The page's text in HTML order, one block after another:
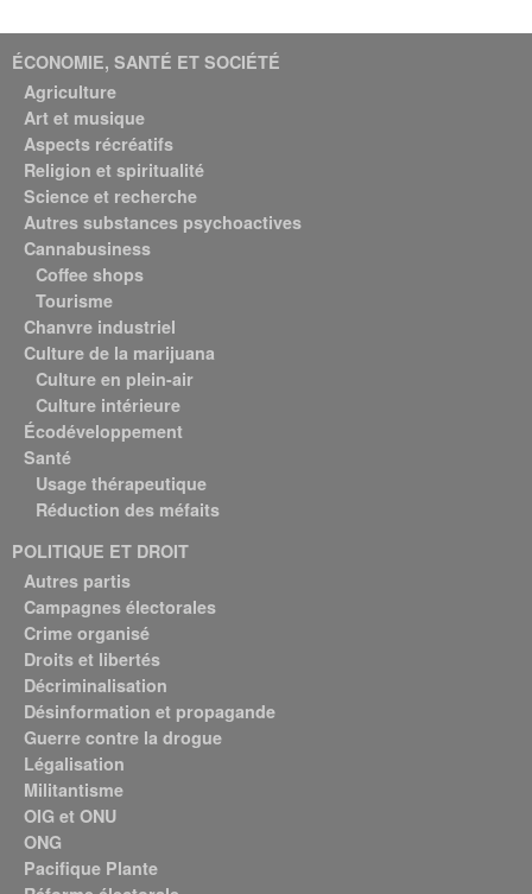
ÉCONOMIE, SANTÉ ET SOCIÉTÉ
Agriculture
Art et musique
Aspects récréatifs
Religion et spiritualité
Science et recherche
Autres substances psychoactives
Cannabusiness
Coffee shops
Tourisme
Chanvre industriel
Culture de la marijuana
Culture en plein-air
Culture intérieure
Écodéveloppement
Santé
Usage thérapeutique
Réduction des méfaits
POLITIQUE ET DROIT
Autres partis
Campagnes électorales
Crime organisé
Droits et libertés
Décriminalisation
Désinformation et propagande
Guerre contre la drogue
Légalisation
Militantisme
OIG et ONU
ONG
Pacifique Plante